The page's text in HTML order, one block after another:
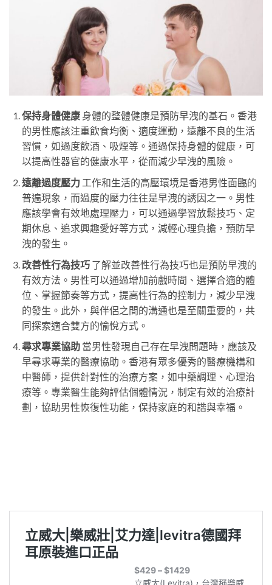
保持身體健康身體的整體健康是預防早洩的基石。香港
的男性應該注重飲食均衡、適度運動，遠離不良的生活
習慣，如過度飲酒、吸煙等。通過保持身體的健康，可
以提高性器官的健康水平，從而減少早洩的風險。
遠離過度壓力工作和生活的高壓環境是香港男性面臨的
普遍現象，而過度的壓力往往是早洩的誘因之一。男性
應該學會有效地處理壓力，可以通過學習放鬆技巧、定
期休息、追求興趣愛好等方式，減輕心理負擔，預防早
洩的發生。
改善性行為技巧了解並改善性行為技巧也是預防早洩的
有效方法。男性可以通過增加前戲時間、選擇合適的體
位、掌握節奏等方式，提高性行為的控制力，減少早洩
的發生。此外，與伴侶之間的溝通也是至關重要的，共
同探索適合雙方的愉悅方式。
尋求專業協助當男性發現自己存在早洩問題時，應該及
早尋求專業的醫療協助。香港有眾多優秀的醫療機構和
中醫師，提供針對性的治療方案，如中藥調理、心理治
療等。專業醫生能夠評估個體情況，制定有效的治療計
劃，協助男性恢復性功能，保持家庭的和諧與幸福。